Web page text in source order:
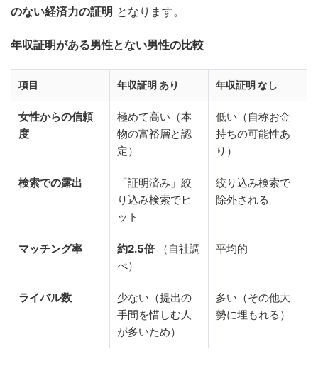
のない経済力の証明 となります。
年収証明がある男性とない男性の比較
項目 年収証明 あり 年収証明 なし
女性からの信頼
度
極めて高い（本
物の富裕層と認
定）
低い（自称お金
持ちの可能性あ
り）
検索での露出
「証明済み」絞
り込み検索でヒ
ット
絞り込み検索で
除外される
マッチング率 約2.5倍 （自社調
べ）
平均的
ライバル数
少ない（提出の
手間を惜しむ人
が多いため）
多い（その他大
勢に埋もれる）